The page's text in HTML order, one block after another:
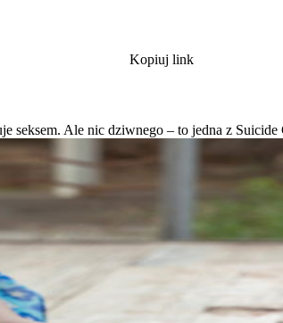
Kopiuj link
seksem. Ale nic dziwnego – to jedna z